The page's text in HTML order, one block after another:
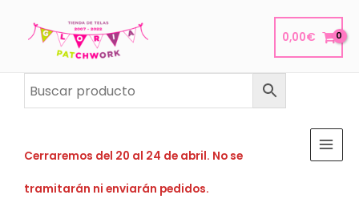
0,00€
Cerraremos del 20 al 24 de abril. No se
tramitarán ni enviarán pedidos.